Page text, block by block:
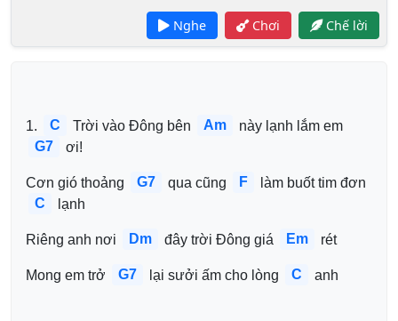
Nghe Chơi Chế lời
1. C Trời vào Đông bên Am
này lạnh lắm em
G7
ơi!
Cơn gió thoảng G7 qua cũng F
làm buốt tim đơn
C
lạnh
Riêng anh nơi Dm đây trời Đông giá Em rét
Mong em trở G7 lại sưởi ấm cho lòng C anh